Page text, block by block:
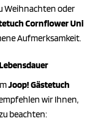
Weihnachten oder
Cornflower Uni
Aufmerksamkeit.
Joop! Gästetuch
wir Ihnen,
beachten: